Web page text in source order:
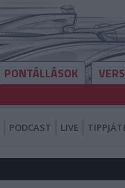
PONTÁLLÁSOK
PODCAST LIVE